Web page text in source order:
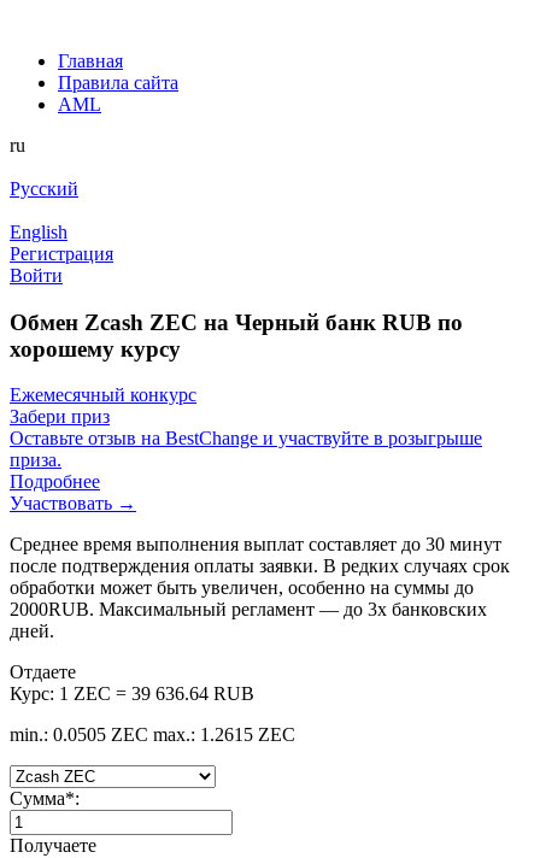
Главная
Правила сайта
AML
ru
Русский
English
Регистрация
Войти
Обмен Zcash ZEC на Черный банк RUB по
хорошему курсу
Ежемесячный конкурс
Забери приз
Оставьте отзыв на BestChange и участвуйте в розыгрыше
приза.
Подробнее
Участвовать →
Среднее время выполнения выплат составляет до 30 минут
после подтверждения оплаты заявки. В редких случаях срок
обработки может быть увеличен, особенно на суммы до
2000RUB. Максимальный регламент — до 3х банковских
дней.
Отдаете
Курс: 1 ZEC = 39 636.64 RUB
min.: 0.0505 ZEC max.: 1.2615 ZEC
Сумма*:
Получаете